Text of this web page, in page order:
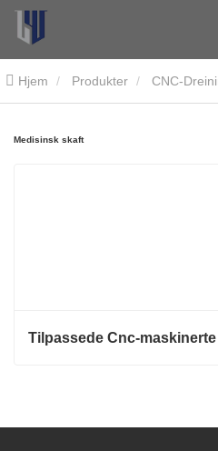
Hjem Produkter CNC-
Medisinsk skaft
Tilpassede Cnc-